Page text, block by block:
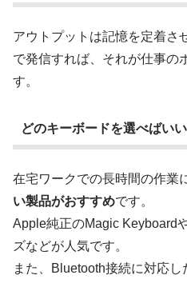
アウトプットは記憶を定着さ
で発信すれば、それが仕事の
す。
どのキーボードを選べばい
在宅ワークでの長時間の作業
い製品がおすすめです。
Apple純正のMagic Keyboard
ズなどが人気です。
また、Bluetooth接続に対応